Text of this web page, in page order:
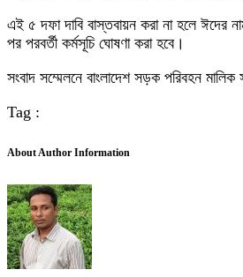
এই ৫ দফা দাবি বাস্তবায়ন করা না হলে ঈদের
পর পরবর্তী কর্মসূচি ঘোষণা করা হবে।
সংবাদ সম্মেলনে বাংলাদেশ সড়ক পরিবহন
Tag :
About Author Information